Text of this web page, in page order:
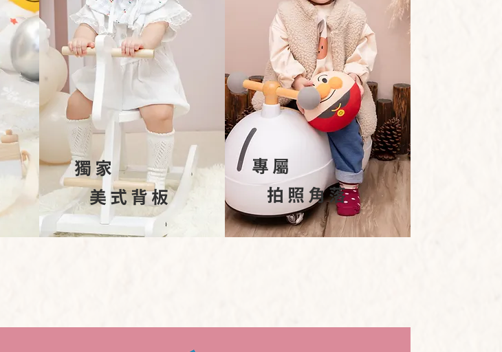
獨家
​ 美式背板
專屬
拍照角落